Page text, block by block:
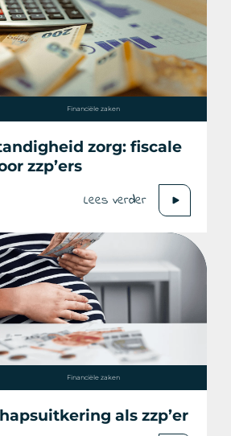
Financiële zaken
zorg: fiscale
zzp’ers
Lees verder
Financiële zaken
als zzp’er